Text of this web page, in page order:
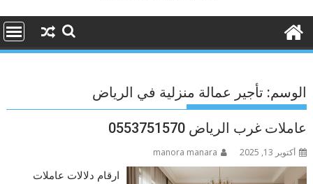
الوسم: تأجير عمالة منزلية في الرياض
عاملات غرب الرياض 0553751570
أكتوبر 13, 2025 manora manara
ارقام دلالات عاملات